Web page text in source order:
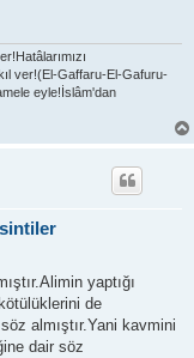
ver!(El-Gaffaru-El-Gafuru-
eyle!İslâm'dan
yaptığı
de
almıştır.Yani kavmini
dair söz